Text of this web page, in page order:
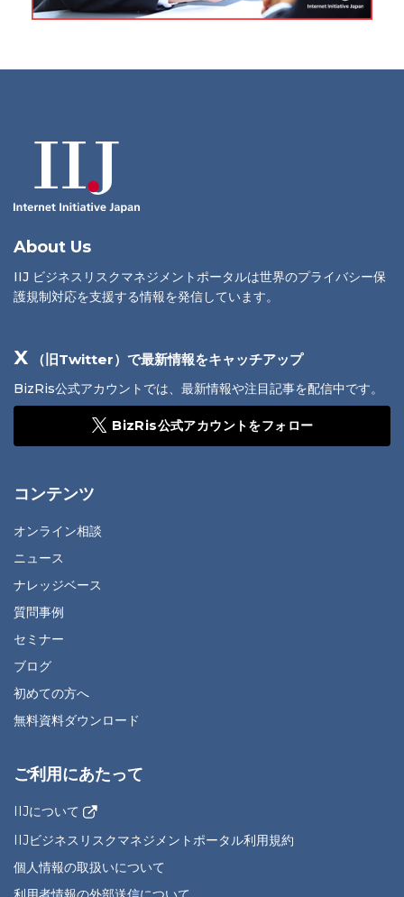
About Us
IIJ ビジネスリスクマネジメントポータルは世界のプライバシー保
護規制対応を支援する情報を発信しています。
X （旧Twitter）で最新情報をキャッチアップ
BizRis公式アカウントでは、最新情報や注目記事を配信中です。
BizRis公式アカウントをフォロー
コンテンツ
オンライン相談
ニュース
ナレッジベース
質問事例
セミナー
ブログ
初めての方へ
無料資料ダウンロード
ご利用にあたって
IIJについて
IIJビジネスリスクマネジメントポータル利用規約
個人情報の取扱いについて